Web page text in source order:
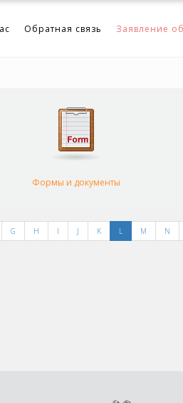
Обратная связь Заявление
Формы и документы
G H I J K L M N